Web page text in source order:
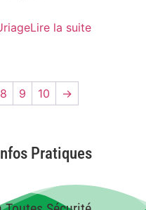
Lire la suite
8 9 10 →
Pratiques